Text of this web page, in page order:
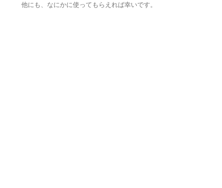
他にも、なにかに使ってもらえれば幸いです。